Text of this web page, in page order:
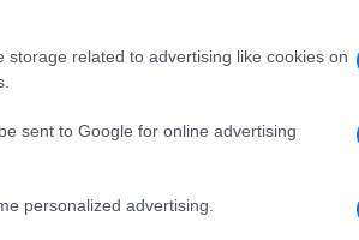
storage related to advertising like cookies on
sent to Google for online advertising
personalized advertising.
e del cinema non solo
accompagnano. Platini,
bersaglio appetibile per i
In un mondo dove la